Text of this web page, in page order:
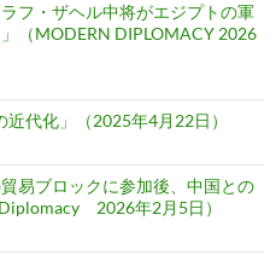
フ・ザヘル中将がエジプトの軍
（MODERN DIPLOMACY 2026
代化」（2025年4月22日）
易ブロックに参加後、中国との
2026年2月5日）